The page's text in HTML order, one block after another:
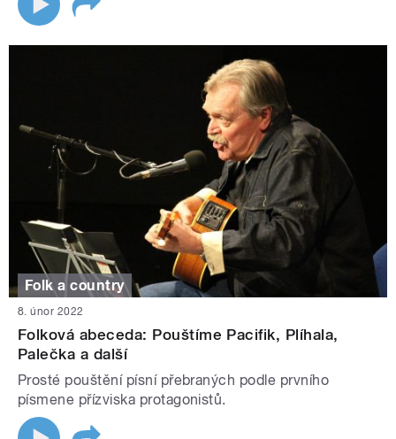
Folk a country
8. únor 2022
Folková abeceda: Pouštíme Pacifik, Plíhala,
Palečka a další
Prosté pouštění písní přebraných podle prvního
písmene přízviska protagonistů.